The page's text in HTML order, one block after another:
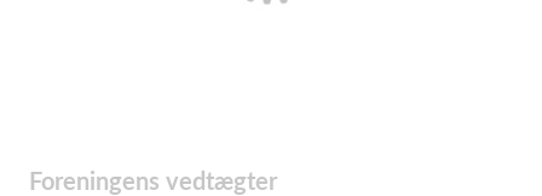
Foreningens vedtægter